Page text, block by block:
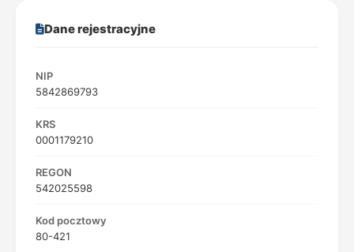
Dane rejestracyjne
NIP
5842869793
KRS
0001179210
REGON
542025598
Kod pocztowy
80-421